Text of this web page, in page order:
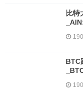
比特
BTC